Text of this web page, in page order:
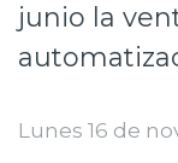
Prensa
junio la
Lunes 16 de